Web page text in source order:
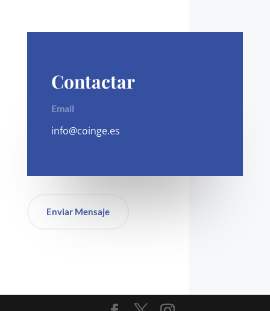
Contactar
Email
info@coinge.es
Enviar Mensaje